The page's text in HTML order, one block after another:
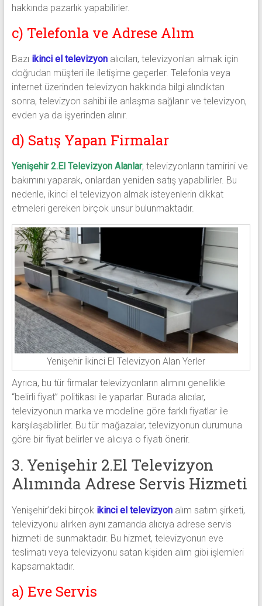
hakkında pazarlık yapabilirler.
c) Telefonla ve Adrese Alım
Bazı ikinci el televizyonalıcıları, televizyonları almak için
doğrudan müşteri ile iletişime geçerler. Telefonla veya
internet üzerinden televizyon hakkında bilgi alındıktan
sonra, televizyon sahibi ile anlaşma sağlanır ve televizyon,
evden ya da işyerinden alınır.
d) Satış Yapan Firmalar
Yenişehir 2.El Televizyon Alanlar, televizyonların tamirini ve
bakımını yaparak, onlardan yeniden satış yapabilirler. Bu
nedenle, ikinci el televizyon almak isteyenlerin dikkat
etmeleri gereken birçok unsur bulunmaktadır.
Yenişehir İkinci El Televizyon Alan Yerler
Ayrıca, bu tür firmalar televizyonların alımını genellikle
“belirli fiyat” politikası ile yaparlar. Burada alıcılar,
televizyonun marka ve modeline göre farklı fiyatlar ile
karşılaşabilirler. Bu tür mağazalar, televizyonun durumuna
göre bir fiyat belirler ve alıcıya o fiyatı önerir.
3. Yenişehir 2.El Televizyon
Alımında Adrese Servis Hizmeti
Yenişehir’deki birçok ikinci el televizyonalım satım şirketi,
televizyonu alırken aynı zamanda alıcıya adrese servis
hizmeti de sunmaktadır. Bu hizmet, televizyonun eve
teslimatı veya televizyonu satan kişiden alım gibi işlemleri
kapsamaktadır.
a) Eve Servis